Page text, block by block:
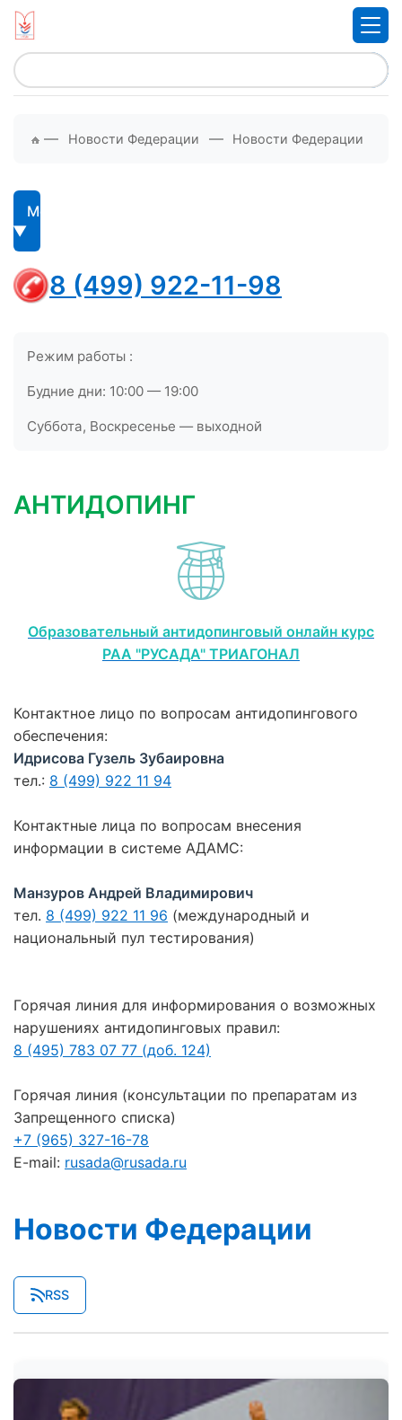
— Новости Федерации — Новости Федерации
Меню
8 (499) 922-11-98
Режим работы :
Будние дни: 10:00 — 19:00
Суббота, Воскресенье — выходной
АНТИДОПИНГ
Образовательный антидопинговый онлайн курс
РАА "РУСАДА" ТРИАГОНАЛ
Контактное лицо по вопросам антидопингового
обеспечения:
Идрисова Гузель Зубаировна
тел.: 8 (499) 922 11 94
Контактные лица по вопросам внесения
информации в системе АДАМС:
Манзуров Андрей Владимирович
тел. 8 (499) 922 11 96 (международный и
национальный пул тестирования)
Горячая линия для информирования о возможных
нарушениях антидопинговых правил:
8 (495) 783 07 77 (доб. 124)
Горячая линия (консультации по препаратам из
Запрещенного списка)
+7 (965) 327-16-78
E-mail: rusada@rusada.ru
Новости Федерации
RSS